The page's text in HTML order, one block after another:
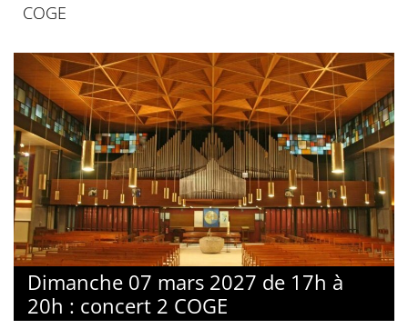
COGE
Dimanche 07 mars 2027 de 17h à
20h : concert 2 COGE